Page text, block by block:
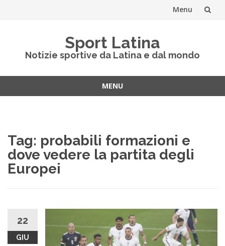
Menu
Sport Latina
Notizie sportive da Latina e dal mondo
MENU
Tag: probabili formazioni e
dove vedere la partita degli
Europei
22
GIU